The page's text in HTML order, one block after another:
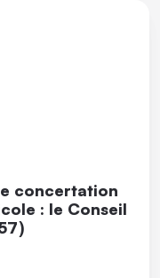
concertation
: le Conseil